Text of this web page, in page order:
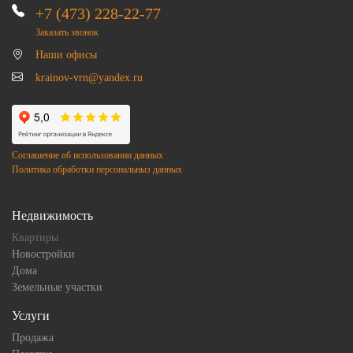
+7 (473) 228-22-77
Заказать звонок
Наши офисы
krainov-vrn@yandex.ru
Соглашение об использовании данных
Политика обработки персональныз данных
Недвижимость
Квартиры
Новостройки
Дома
Земельные участки
Услуги
Продажа